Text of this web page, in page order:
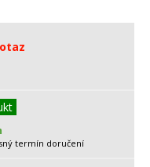
termín doručení